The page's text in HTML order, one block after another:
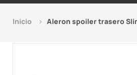
Inicio Aleron spoiler trasero